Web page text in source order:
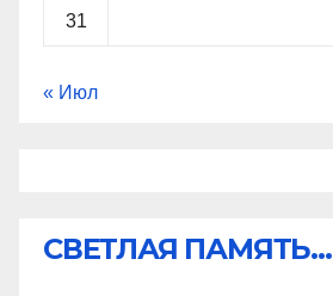
31
« Июл
СВЕТЛАЯ ПАМЯТЬ...